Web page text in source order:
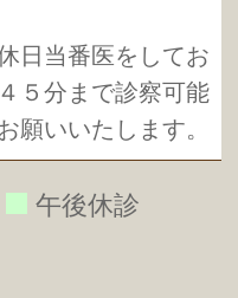
日当番医をしてお
５分まで診察可能
願いいたします。
午後休診